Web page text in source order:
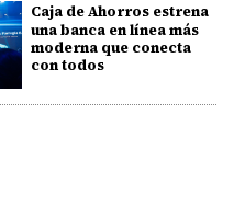
Caja de Ahorros estrena
una banca en línea más
moderna que conecta
con todos